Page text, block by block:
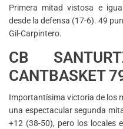
Primera mitad vistosa e
desde la defensa (17-6). 49
Gil-Carpintero.
CB
CANTBASKET
Importantísima victoria de los
una espectacular segunda
+12 (38-50), pero los locales